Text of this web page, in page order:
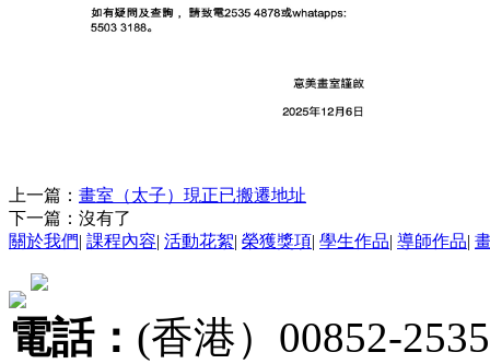
上一篇： 畫室（太子）現正已搬遷地址
下一篇：沒有了
關於我們| 課程內容| 活動花絮| 榮獲獎項| 學生作品| 導師作品|
電話： (香港）00852-